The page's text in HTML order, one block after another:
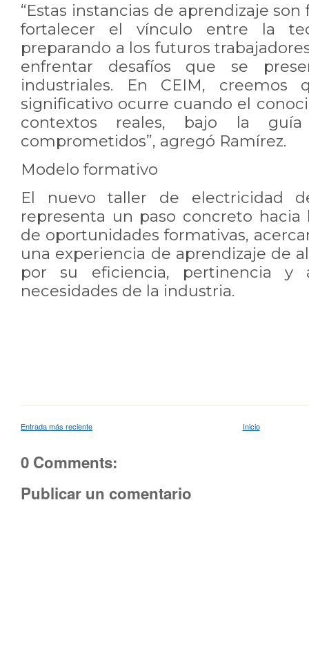
“Estas instancias de aprendizaje
fortalecer el vínculo entre la
preparando a los futuros
enfrentar desafíos que se
industriales. En CEIM, creemos
significativo ocurre cuando el
contextos reales, bajo la guía
comprometidos”, agregó Ramírez.
Modelo formativo
El nuevo taller de electricidad
representa un paso concreto hacia
de oportunidades formativas,
una experiencia de aprendizaje de
por su eficiencia, pertinencia y
necesidades de la industria.
Entrada más reciente Inicio
0 Comments:
Publicar un comentario